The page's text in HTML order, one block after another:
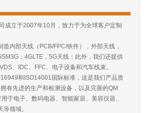
成立于2007年10月，致力于为全球客户定制
造内部天线（PCB/FPC/铁件），外部天线，
，4GLTE，5G天线；此外，我们还提供
、IDC、FFC、电子设备和汽车线束。
和ISO14001国际标准，这是我们产品质
有先进的生产和检测设备，以及完善的QM
于电子、数码电器、智能家居、美容仪器、
领域。